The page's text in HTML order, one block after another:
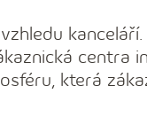
centra
která